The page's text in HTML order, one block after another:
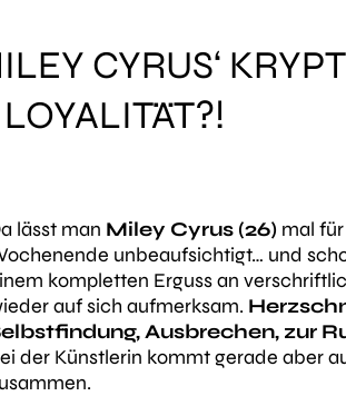
CYRUS‘
lässt man Miley Cyrus (26) mal
unbeaufsichtigt… und
kompletten Erguss an
auf sich aufmerksam.
Ausbrechen, zur
der Künstlerin kommt gerade aber